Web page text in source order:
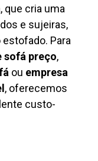
, que cria uma
e sujeiras,
estofado. Para
sofá preço,
ou empresa
, oferecemos
custo-